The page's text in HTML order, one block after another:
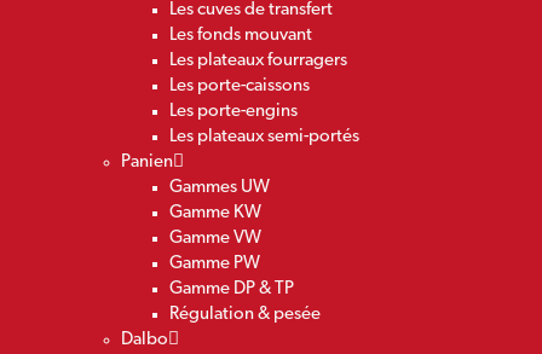
Les cuves de transfert
Les fonds mouvant
Les plateaux fourragers
Les porte-caissons
Les porte-engins
Les plateaux semi-portés
Panien
Gammes UW
Gamme KW
Gamme VW
Gamme PW
Gamme DP & TP
Régulation & pesée
Dalbo